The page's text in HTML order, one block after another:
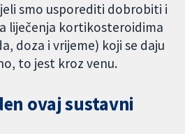
smo usporediti dobrobiti i
liječenja kortikosteroidima
doza i vrijeme) koji se daju
to jest kroz venu.
ovaj sustavni